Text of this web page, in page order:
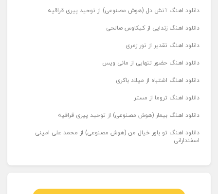
دانلود اهنگ آتش دل (هوش مصنوعی) از توحید پیری قراقیه
دانلود اهنگ زندایی از کیکاوس صالحی
دانلود اهنگ تقدیر از تور زمری
دانلود اهنگ حضور تنهایی از مانی ویس
دانلود اهنگ اشتباه از میلاد باکری
دانلود اهنگ تروما از مستر
دانلود اهنگ بیمار (هوش مصنوعی) از توحید پیری قراقیه
دانلود اهنگ تو باور خیال من (هوش مصنوعی) از محمد علی امینی
اسفندارانی